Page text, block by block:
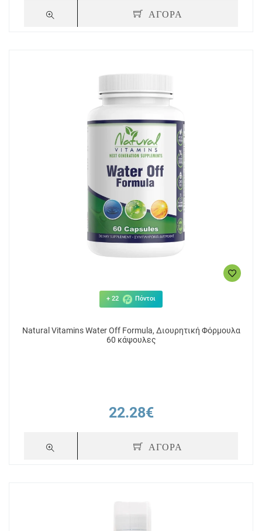
ΑΓΟΡΑ
+ 22 Πόντοι
Natural Vitamins Water Off Formula, Διουρητική Φόρμουλα
60 κάψουλες
22.28€
ΑΓΟΡΑ